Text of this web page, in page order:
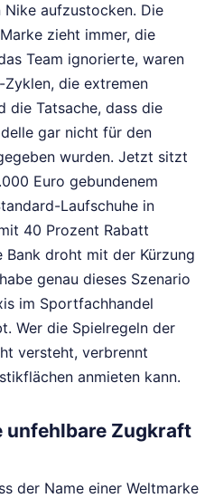
aufzustocken. Die
zieht immer, die
Team ignorierte, waren
die extremen
die Tatsache, dass die
gar nicht für den
wurden. Jetzt sitzt
Euro gebundenem
Laufschuhe in
40 Prozent Rabatt
droht mit der Kürzung
genau dieses Szenario
im Sportfachhandel
Wer die Spielregeln der
versteht, verbrennt
anmieten kann.
unfehlbare Zugkraft
der Name einer Weltmarke